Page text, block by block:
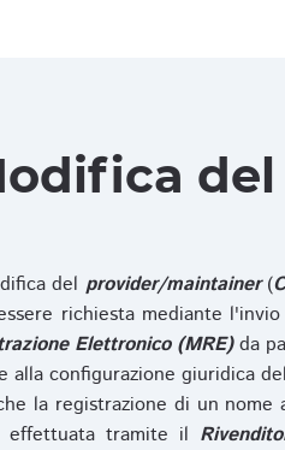
del provider/maintainer(
richiesta mediante
Elettronico (MRE)da
alla configurazione giuridica
la registrazione di un
effettuata tramite il